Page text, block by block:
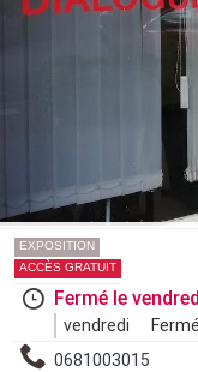
EXPOSITION
ACCÈS GRATUIT
Fermé le
vendredi
Fermé
0681003015